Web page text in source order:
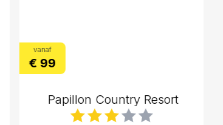
vanaf
€ 99
Papillon Country Resort